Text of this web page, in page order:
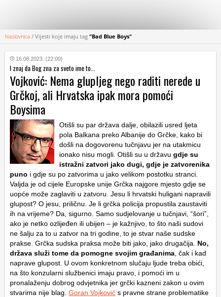
KATEGORIJE
HRVATSKI
WEB
Naslovnica / Vijesti koje imaju tag "Bad Blue Boys"
16.08.2023. (22:00)
I znaj da Bog zna za sveto ime to...
Vojković: Nema glupljeg nego raditi nerede u
Grčkoj, ali Hrvatska ipak mora pomoći
Boysima
Otišli su par država dalje, obilazili usred ljeta
pola Balkana preko Albanije do Grčke, kako bi
došli na dogovorenu tučnjavu jer na utakmicu
ionako nisu mogli. Otišli su u državu gdje su
istražni zatvori jako dugi, gdje je zatvorenika
puno i gdje su po zatvorima u jako velikom postotku stranci.
Valjda je od cijele Europske unije Grčka najgore mjesto gdje se
uopće može zaglaviti u zatvoru. Jesu li hrvatski huligani napravili
glupost? O jesu, priličnu. Je li grčka policija propustila zaustaviti
ih na vrijeme? Da, sigurno. Samo sudjelovanje u tučnjavi, “šori”,
ako je netko ozlijeđen ili ubijen – je kažnjivo, to što naši sudovi
ne šalju za to u zatvor na tri godine, to je stvar naše sudske
prakse. Grčka sudska praksa može biti jako, jako drugačija. No,
država služi tome da pomogne svojim građanima , čak i kad
naprave glupost. U ovom konkretnom slučaju ljude treba obići,
na što konzularni službenici imaju pravo, i pomoći im u
pronalaženju dobrog odvjetnika jer grčki kazneni zakon u ovim
stvarima nije blag. Goran Vojković s pravne strane problematike